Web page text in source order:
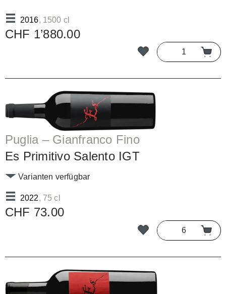
2016, 1500 cl
CHF 1’880.00
Puglia – Gianfranco Fino
Es Primitivo Salento IGT
2022, 75 cl
Varianten verfügbar
CHF 73.00